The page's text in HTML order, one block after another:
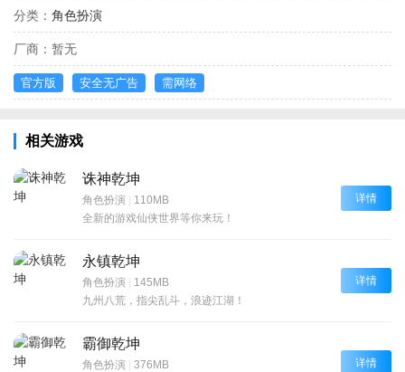
分类： 角色扮演
厂商： 暂无
官方版 安全无广告 需网络
相关游戏
诛神乾坤
角色扮演 | 110MB
全新的游戏仙侠世界等你来玩！
详情
永镇乾坤
角色扮演 | 145MB
九州八荒，指尖乱斗，浪迹江湖！
详情
霸御乾坤
角色扮演 | 376MB
详情